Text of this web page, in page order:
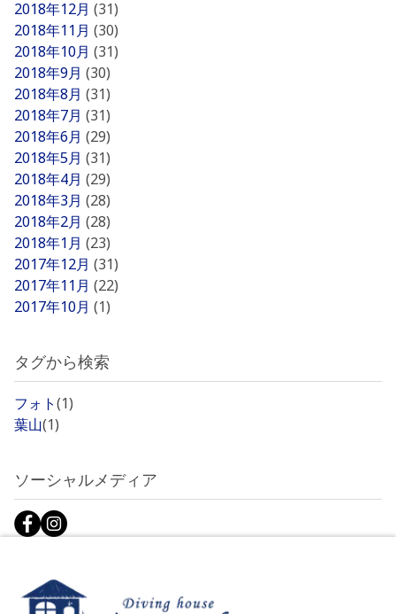
2018年12月 (31)
2018年11月 (30)
2018年10月 (31)
2018年9月 (30)
2018年8月 (31)
2018年7月 (31)
2018年6月 (29)
2018年5月 (31)
2018年4月 (29)
2018年3月 (28)
2018年2月 (28)
2018年1月 (23)
2017年12月 (31)
2017年11月 (22)
2017年10月 (1)
タグから検索
フォト(1)
葉山(1)
ソーシャルメディア